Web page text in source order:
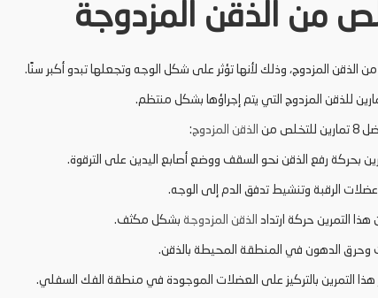
من الذقن المزدوجة
من الذقن المزدوج، وذلك لأنها تؤثر على شكل الوجه وتجعلها تبدو أكبر سنًا.
للذقن المزدوج التي يتم إجراؤها بشكل منتظم.
من الذقن المزدوج:
الرقبة وتنشيط تدفق الدم إلى الوجه.
الذقن المزدوجة بشكل مكثف.
وحرق الدهون في المنطقة المحيطة بالذقن.